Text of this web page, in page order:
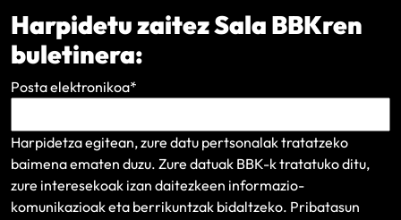
Harpidetu zaitez Sala BBKren
buletinera:
Posta elektronikoa*
Harpidetza egitean, zure datu pertsonalak tratatzeko
baimena ematen duzu. Zure datuak BBK-k tratatuko ditu,
zure interesekoak izan daitezkeen informazio-
komunikazioak eta berrikuntzak bidaltzeko. Pribatasun